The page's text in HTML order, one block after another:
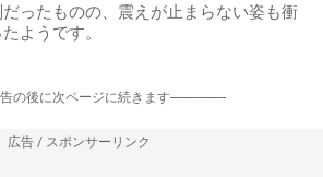
ったものの、震えが止まらない姿も衝
ようです。
告の後に次ページに続きます-----------------
広告 / スポンサーリンク